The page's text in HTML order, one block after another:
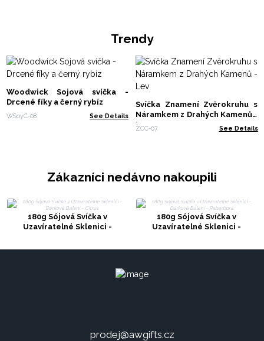
Trendy
Woodwick Sojová svíčka -
Drcené fíky a černý rybíz
WSoyC-08 See Details
Svíčka Znamení Zvěrokruhu s
Náramkem z Drahých Kamenů -
Lev
ZCC-07 See Details
Zákazníci nedávno nakoupili
180g Sójová Svíčka v
Uzavíratelné Sklenici -
180g Sójová Svíčka v
Uzavíratelné Sklenici -
prodej@awgifts.cz